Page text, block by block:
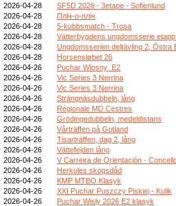
2026-04-28
SF5D 2026 - 3etape - Sofienlund
2026-04-28
Пліч-о-пліч
2026-04-28
5-kubbsmatch - Trosa
2026-04-28
Vätterbygdens ungdomsserie
2026-04-28
Ungdomsserien deltävling 2, Östra
2026-04-28
Horsensløbet 26
2026-04-26
Puchar Wiosny_E2
2026-04-26
Vic Series 3 Nerrina
2026-04-26
Vic Series 3 Nerrina
2026-04-26
Strängnäsdubbeln, lång
2026-04-26
Régionale MD Cestres
2026-04-26
Grödingedubbeln, medeldistans
2026-04-26
Vårträffen på Gotland
2026-04-26
Tisarträffen, dag 2, lång
2026-04-26
Vättefejden lång
2026-04-26
V Carreira de Orientación -
2026-04-26
Herkules skogsdåd
2026-04-26
KMP MTBO Klasyk
2026-04-26
XXI Puchar Puszczy Piskiej - Kulik
2026-04-26
Puchar Wisły 2026 E2 klasyk